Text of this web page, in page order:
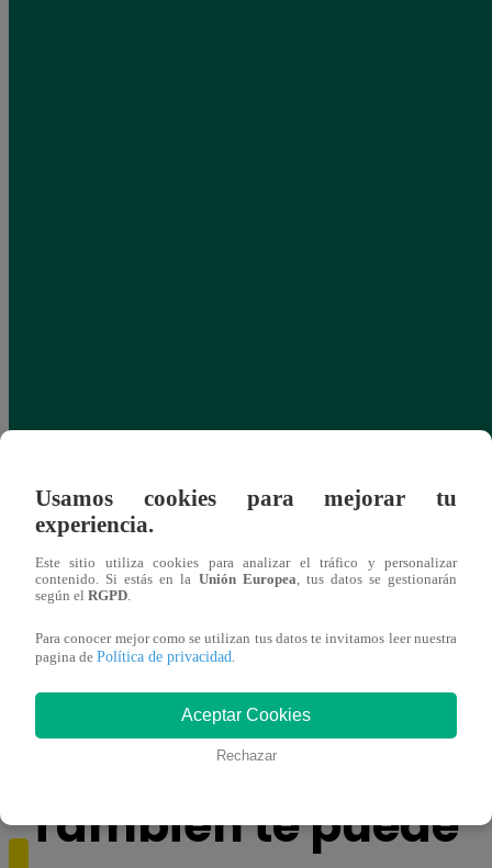
Asesinan a comerciante ferretero dentro de
También te puede
Usamos cookies para mejorar tu
experiencia.
Este sitio utiliza cookies para analizar el tráfico y personalizar
contenido. Si estás en la Unión Europea , tus datos se gestionarán
según el RGPD
Para conocer mejor como se utilizan tus datos te invitamos leer nuestra
pagina de Política de privacidad
Aceptar Cookies
Rechazar